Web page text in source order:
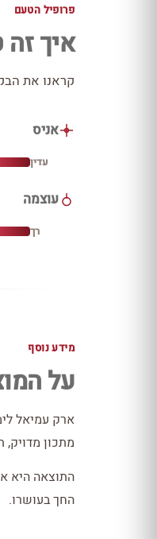
פרופיל הטעם
איך
קראנו את
אניס
עדין
עוצמה
רך
מידע נוסף
על
ארק עמיאל
מתכון מדויק,
התוצאה היא
החך בעושרו.